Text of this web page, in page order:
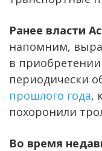
Ранее власти
напомним,
в приобретении
периодически
прошлого года,
похоронили
Во время